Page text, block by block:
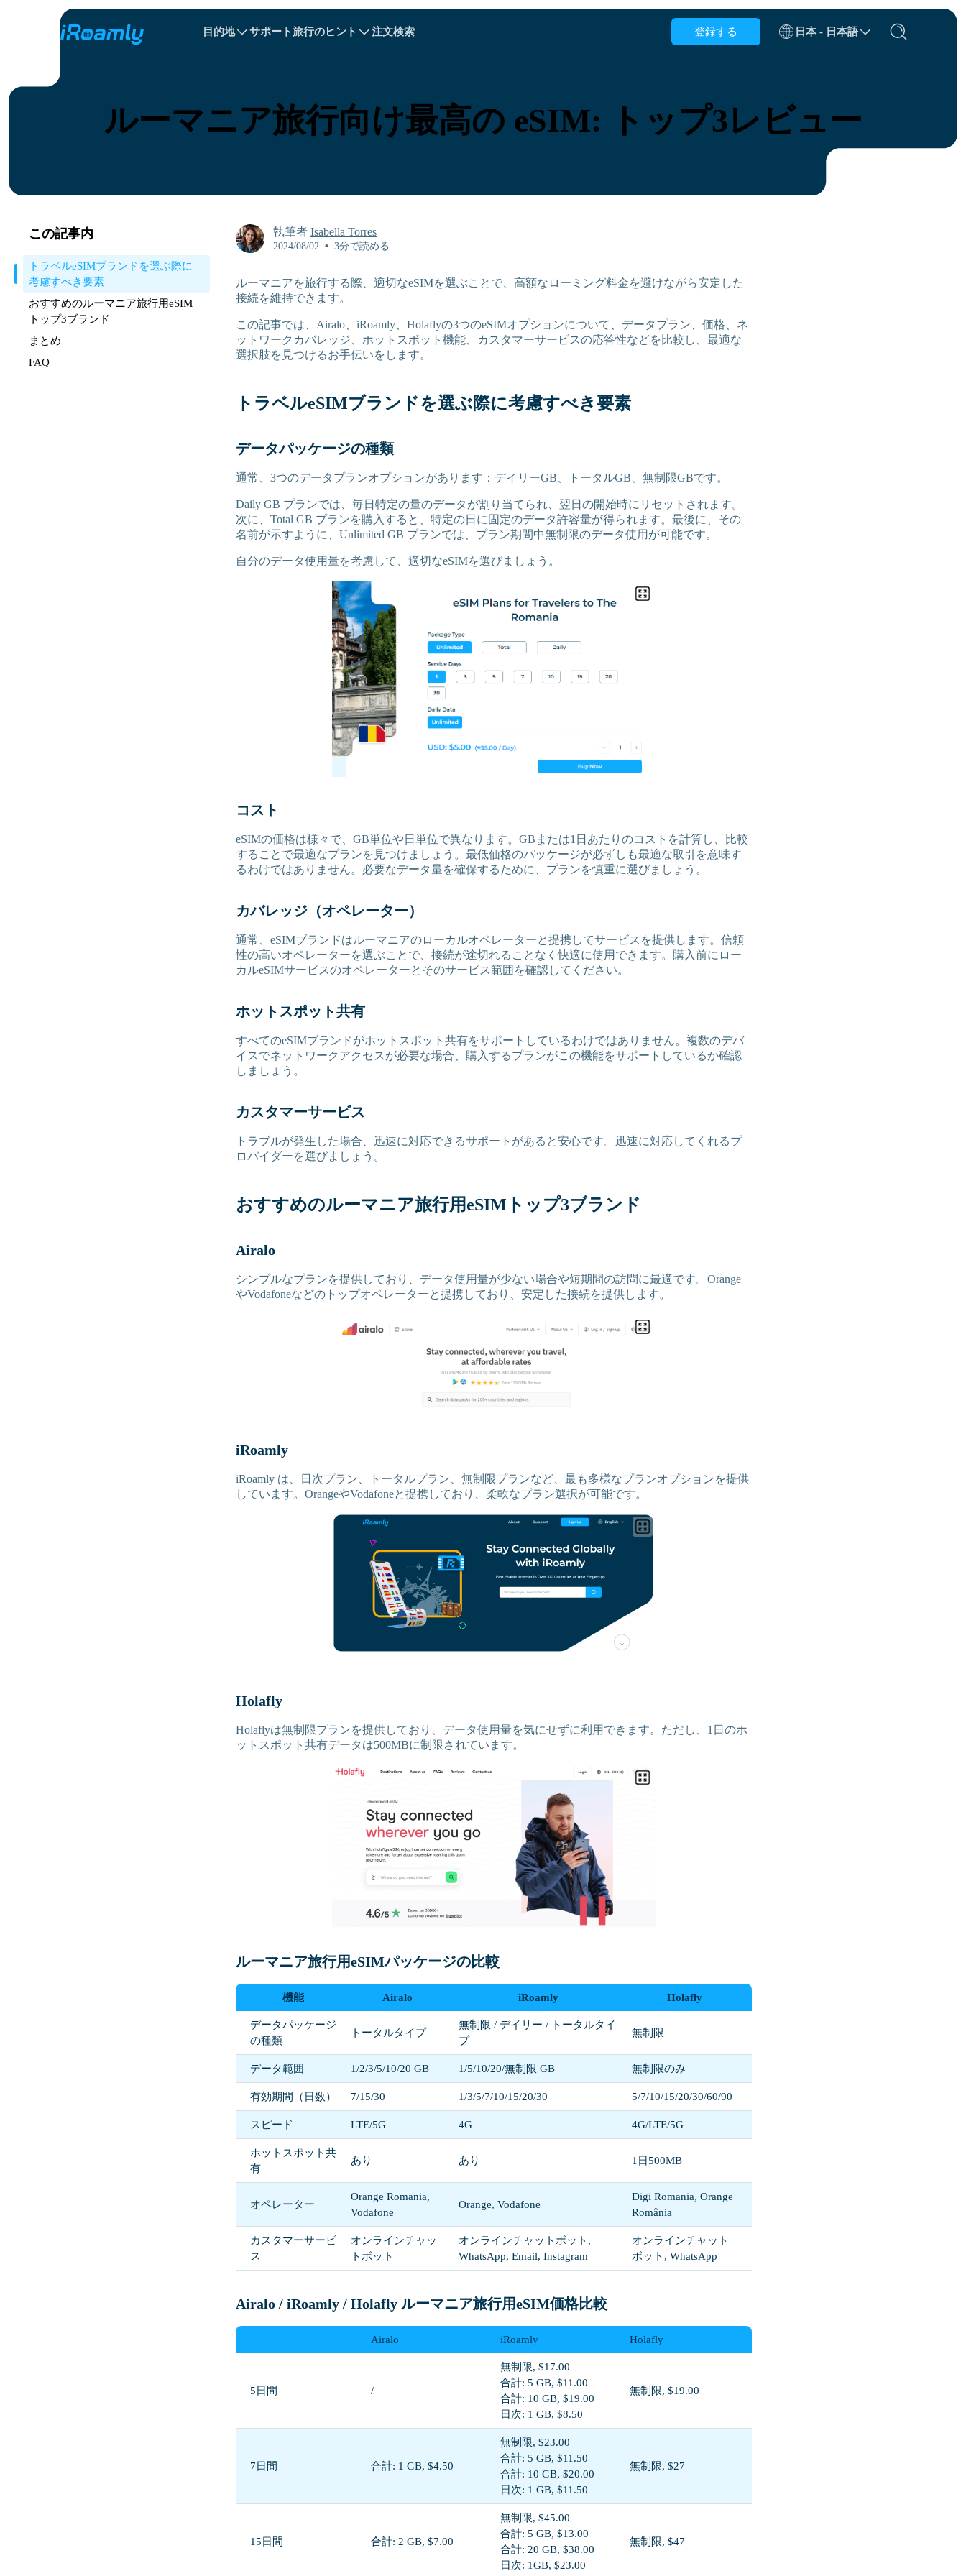
目的地 サポート旅行のヒント 注文検索 登録する 日本 - 日本語
ブルガリア カンボジア カナダ チリ 中国
デンマーク
ルーマニア旅行向け最高の eSIM: トップ3レビュー
この記事内
トラベルeSIMブランドを選ぶ際に
考慮すべき要素
おすすめのルーマニア旅行用eSIM
トップ3ブランド
まとめ
FAQ
執筆者 Isabella Torres
2024/08/02 • 3分で読める
ルーマニアを旅行する際、適切なeSIMを選ぶことで、高額なローミング料金を避けながら安定した
接続を維持できます。
この記事では、Airalo、iRoamly、Holaflyの3つのeSIMオプションについて、データプラン、価格、ネ
ットワークカバレッジ、ホットスポット機能、カスタマーサービスの応答性などを比較し、最適な
選択肢を見つけるお手伝いをします。
トラベルeSIMブランドを選ぶ際に考慮すべき要素
データパッケージの種類
通常、3つのデータプランオプションがあります：デイリーGB、トータルGB、無制限GBです。
Daily GB プランでは、毎日特定の量のデータが割り当てられ、翌日の開始時にリセットされます。
次に、Total GB プランを購入すると、特定の日に固定のデータ許容量が得られます。最後に、その
名前が示すように、Unlimited GB プランでは、プラン期間中無制限のデータ使用が可能です。
自分のデータ使用量を考慮して、適切なeSIMを選びましょう。
コスト
eSIMの価格は様々で、GB単位や日単位で異なります。GBまたは1日あたりのコストを計算し、比較
することで最適なプランを見つけましょう。最低価格のパッケージが必ずしも最適な取引を意味す
るわけではありません。必要なデータ量を確保するために、プランを慎重に選びましょう。
カバレッジ（オペレーター）
通常、eSIMブランドはルーマニアのローカルオペレーターと提携してサービスを提供します。信頼
性の高いオペレーターを選ぶことで、接続が途切れることなく快適に使用できます。購入前にロー
カルeSIMサービスのオペレーターとそのサービス範囲を確認してください。
ホットスポット共有
すべてのeSIMブランドがホットスポット共有をサポートしているわけではありません。複数のデバ
イスでネットワークアクセスが必要な場合、購入するプランがこの機能をサポートしているか確認
しましょう。
カスタマーサービス
トラブルが発生した場合、迅速に対応できるサポートがあると安心です。迅速に対応してくれるプ
ロバイダーを選びましょう。
おすすめのルーマニア旅行用eSIMトップ3ブランド
Airalo
シンプルなプランを提供しており、データ使用量が少ない場合や短期間の訪問に最適です。Orange
やVodafoneなどのトップオペレーターと提携しており、安定した接続を提供します。
iRoamly
iRoamly は、日次プラン、トータルプラン、無制限プランなど、最も多様なプランオプションを提供
しています。OrangeやVodafoneと提携しており、柔軟なプラン選択が可能です。
Holafly
Holaflyは無制限プランを提供しており、データ使用量を気にせずに利用できます。ただし、1日のホ
ットスポット共有データは500MBに制限されています。
ルーマニア旅行用eSIMパッケージの比較
機能 Airalo iRoamly Holafly
データパッケージ
の種類
トータルタイプ
無制限 / デイリー / トータルタイ
プ
無制限
データ範囲 1/2/3/5/10/20 GB 1/5/10/20/無制限 GB 無制限のみ
有効期間（日数） 7/15/30 1/3/5/7/10/15/20/30 5/7/10/15/20/30/60/90
スピード LTE/5G 4G 4G/LTE/5G
ホットスポット共
有
あり あり 1日500MB
オペレーター
Orange Romania,
Vodafone
Orange, Vodafone
Digi Romania, Orange
România
カスタマーサービ
ス
オンラインチャッ
トボット
オンラインチャットボット,
WhatsApp, Email, Instagram
オンラインチャット
ボット, WhatsApp
Airalo / iRoamly / Holafly ルーマニア旅行用eSIM価格比較
Airalo iRoamly Holafly
5日間 /
無制限, $17.00
合計: 5 GB, $11.00
合計: 10 GB, $19.00
日次: 1 GB, $8.50
無制限, $19.00
7日間 合計: 1 GB, $4.50
無制限, $23.00
合計: 5 GB, $11.50
合計: 10 GB, $20.00
日次: 1 GB, $11.50
無制限, $27
15日間 合計: 2 GB, $7.00
無制限, $45.00
合計: 5 GB, $13.00
合計: 20 GB, $38.00
日次: 1GB, $23.00
無制限, $47